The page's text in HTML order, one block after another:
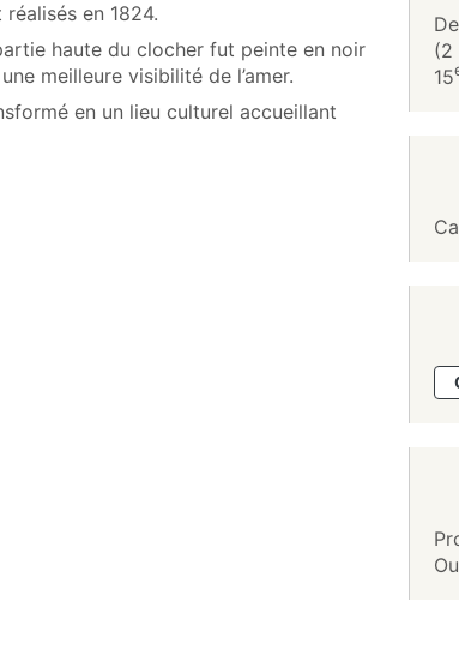
en 1824.
haute du clocher fut peinte en noir
meilleure visibilité de l’amer.
en un lieu culturel accueillant
(2
15